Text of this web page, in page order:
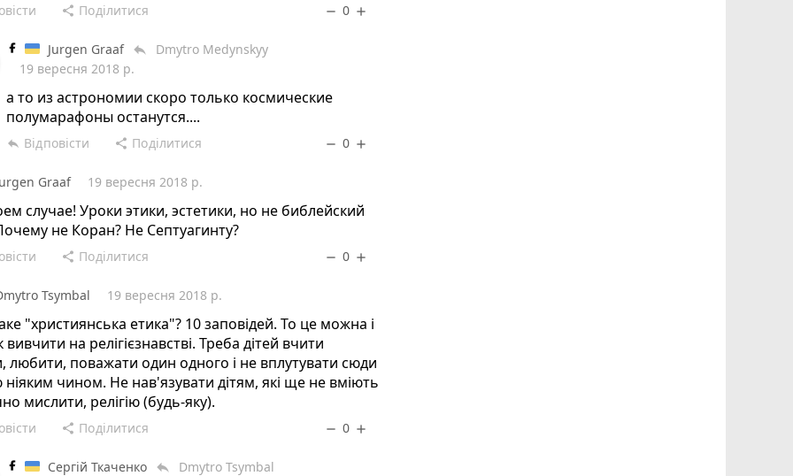
share Поділитися remove 0 add
Jurgen Graaf reply
Dmytro Medynskyy
19 вересня 2018 р.
а то из астрономии скоро только космические
полумарафоны останутся....
reply Відповісти share Поділитися remove 0 add
Graaf 19 вересня 2018 р.
случае! Уроки этики, эстетики, но не библейский
не Коран? Не Септуагинту?
share Поділитися remove 0 add
Tsymbal 19 вересня 2018 р.
"християнська етика"? 10 заповідей. То це можна і
вивчити на релігієзнавстві. Треба дітей вчити
любити, поважати один одного і не вплутувати сюди
ніяким чином. Не нав'язувати дітям, які ще не вміють
мислити, релігію (будь-яку).
share Поділитися remove 0 add
Сергій Ткаченко reply
Dmytro Tsymbal